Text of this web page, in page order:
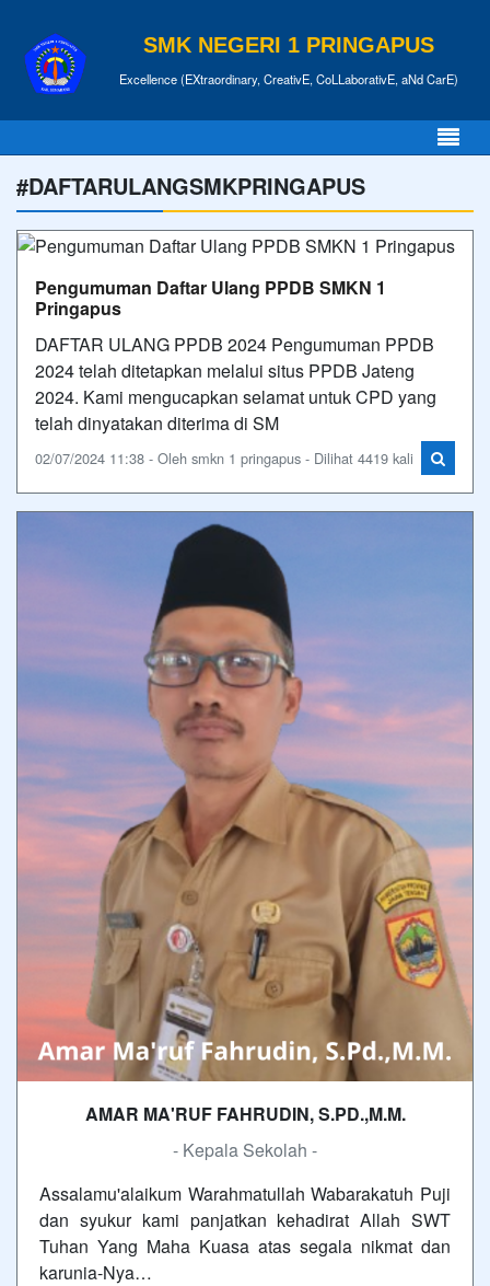
SMK NEGERI 1 PRINGAPUS
Excellence (EXtraordinary, CreativE, CoLLaborativE, aNd CarE)
#DAFTARULANGSMKPRINGAPUS
Pengumuman Daftar Ulang PPDB SMKN 1
Pringapus
DAFTAR ULANG PPDB 2024 Pengumuman PPDB
2024 telah ditetapkan melalui situs PPDB Jateng
2024. Kami mengucapkan selamat untuk CPD yang
telah dinyatakan diterima di SM
02/07/2024 11:38 - Oleh smkn 1 pringapus - Dilihat 4419 kali
AMAR MA'RUF FAHRUDIN, S.PD.,M.M.
- Kepala Sekolah -
Assalamu'alaikum Warahmatullah Wabarakatuh Puji
dan syukur kami panjatkan kehadirat Allah SWT
Tuhan Yang Maha Kuasa atas segala nikmat dan
karunia-Nya…